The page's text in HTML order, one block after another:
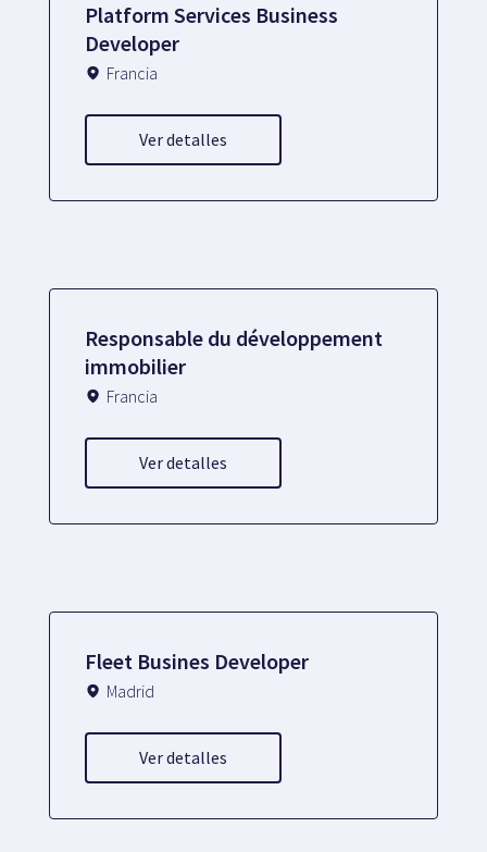
Beneficios
Para quién
Buscamos ubicaciones
¿Qué buscamos?
+34 979 300 500
Platform Services Business
Developer
Francia
Ver detalles
Responsable du développement
immobilier
Francia
Ver detalles
Fleet Busines Developer
Madrid
Ver detalles